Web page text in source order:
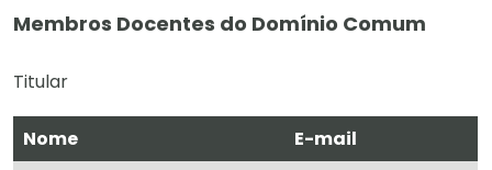
Membros Docentes do Domínio Comum
Titular
Nome
E-mail